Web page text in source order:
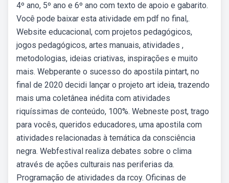
4º ano, 5º ano e 6º ano com texto de apoio e gabarito.
Você pode baixar esta atividade em pdf no final,.
Website educacional, com projetos pedagógicos,
jogos pedagógicos, artes manuais, atividades ,
metodologias, ideias criativas, inspirações e muito
mais. Webperante o sucesso do apostila pintart, no
final de 2020 decidi lançar o projeto art ideia, trazendo
mais uma coletânea inédita com atividades
riquíssimas de conteúdo, 100%. Webneste post, trago
para vocês, queridos educadores, uma apostila com
atividades relacionadas à temática da consciência
negra. Webfestival realiza debates sobre o clima
através de ações culturais nas periferias da.
Programação de atividades da rcoy. Oficinas de